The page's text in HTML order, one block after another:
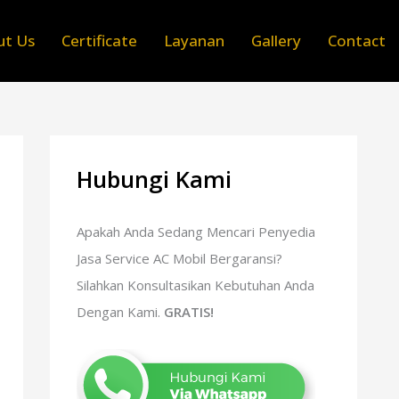
Us Certificate Layanan Gallery Contact
Hubungi Kami
Apakah Anda Sedang Mencari Penyedia
Jasa Service AC Mobil Bergaransi?
Silahkan Konsultasikan Kebutuhan Anda
Dengan Kami. GRATIS!